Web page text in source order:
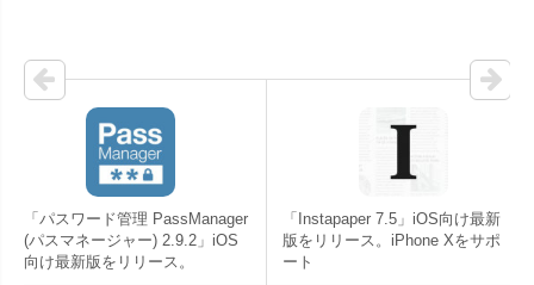
「パスワード管理 PassManager
(パスマネージャー) 2.9.2」iOS
向け最新版をリリース。
「Instapaper 7.5」iOS向け最新
版をリリース。iPhone Xをサポ
ート